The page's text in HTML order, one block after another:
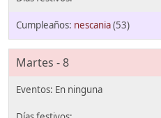
nescania(53)
Martes - 8